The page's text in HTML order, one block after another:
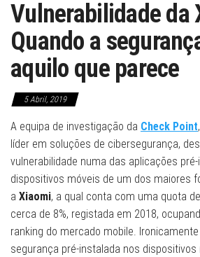
Vulnerabilidade da
Quando a
aquilo que parece
5 Abril, 2019
A equipa de investigação da Check Point
líder em soluções de cibersegurança,
vulnerabilidade numa das aplicações
dispositivos móveis de um dos maiores
a Xiaomi, a qual conta com uma quota
cerca de 8%, registada em 2018,
ranking do mercado mobile.
segurança pré-instalada nos